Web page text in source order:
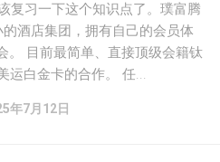
复习一下这个知识点了。璞富腾
酒店集团，拥有自己的会员体
。 目前最简单、直接顶级会籍钛
运白金卡的合作。 任...
年7月12日